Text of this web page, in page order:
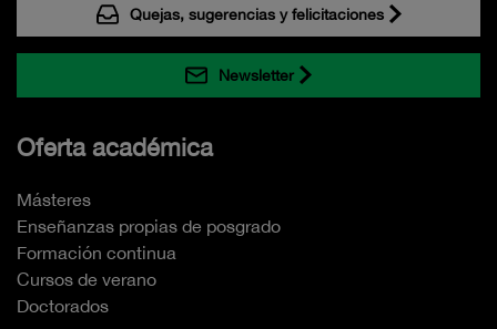
Quejas, sugerencias y felicitaciones
Newsletter
Oferta académica
Másteres
Enseñanzas propias de posgrado
Formación continua
Cursos de verano
Doctorados